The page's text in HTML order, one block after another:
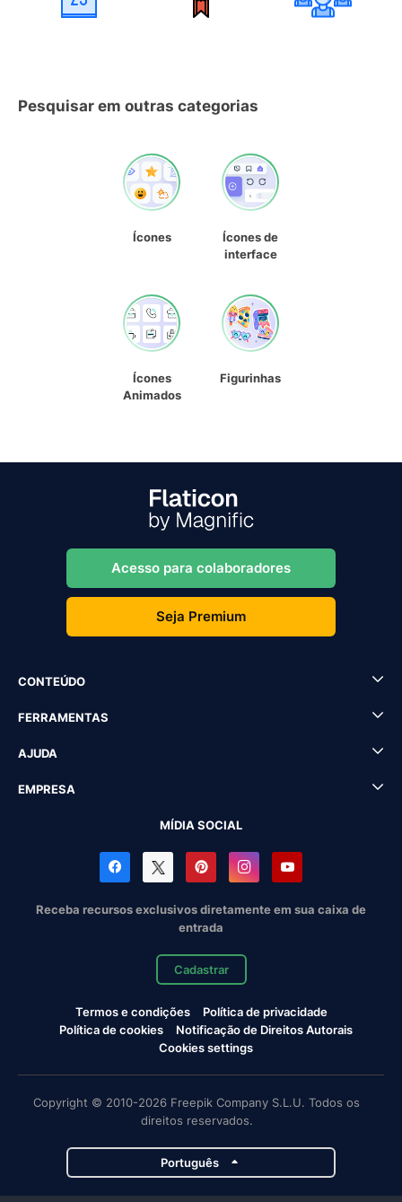
Pesquisar em outras categorias
Ícones
Ícones de
interface
Ícones
Animados
Figurinhas
Acesso para colaboradores
Seja Premium
CONTEÚDO
FERRAMENTAS
AJUDA
EMPRESA
MÍDIA SOCIAL
Receba recursos exclusivos diretamente em sua caixa de
entrada
Cadastrar
Termos e condições
Política de privacidade
Política de cookies
Notificação de Direitos Autorais
Cookies settings
Copyright © 2010-2026 Freepik Company S.L.U. Todos os
direitos reservados.
Português